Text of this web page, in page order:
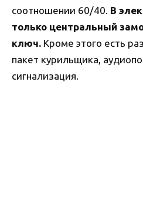
соотношении 60/40. В
только центральный
ключ. Кроме этого есть
пакет курильщика,
сигнализация.